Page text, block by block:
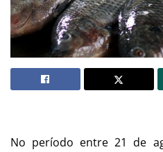
No período entre 21 de